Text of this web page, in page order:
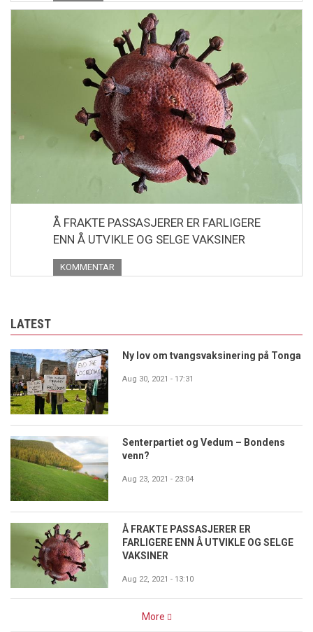
Å FRAKTE PASSASJERER ER FARLIGERE
ENN Å UTVIKLE OG SELGE VAKSINER
KOMMENTAR
LATEST
Ny lov om tvangsvaksinering på Tonga
Aug 30, 2021 - 17:31
Senterpartiet og Vedum – Bondens
venn?
Aug 23, 2021 - 23:04
Å FRAKTE PASSASJERER ER
FARLIGERE ENN Å UTVIKLE OG SELGE
VAKSINER
Aug 22, 2021 - 13:10
More